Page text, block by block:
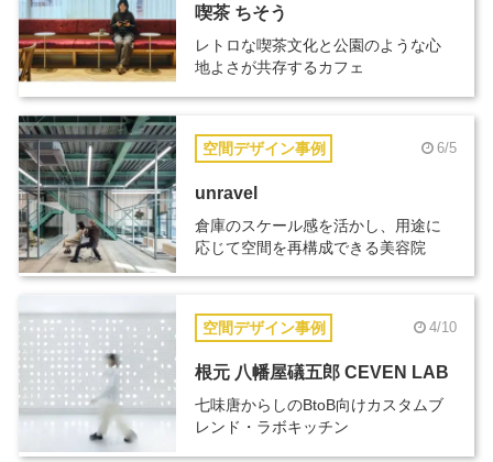
喫茶 ちそう
レトロな喫茶文化と公園のような心
地よさが共存するカフェ
空間デザイン事例 6/5
unravel
倉庫のスケール感を活かし、用途に
応じて空間を再構成できる美容院
空間デザイン事例 4/10
根元 八幡屋礒五郎 CEVEN LAB
七味唐からしのBtoB向けカスタムブ
レンド・ラボキッチン